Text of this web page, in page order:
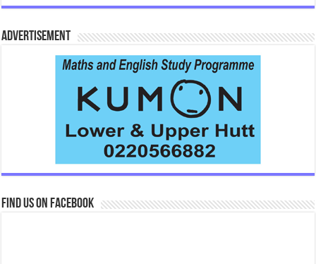
Advertisement
Find us on Facebook